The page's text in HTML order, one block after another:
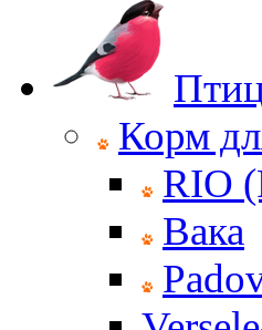
Корм
RIO
Вака